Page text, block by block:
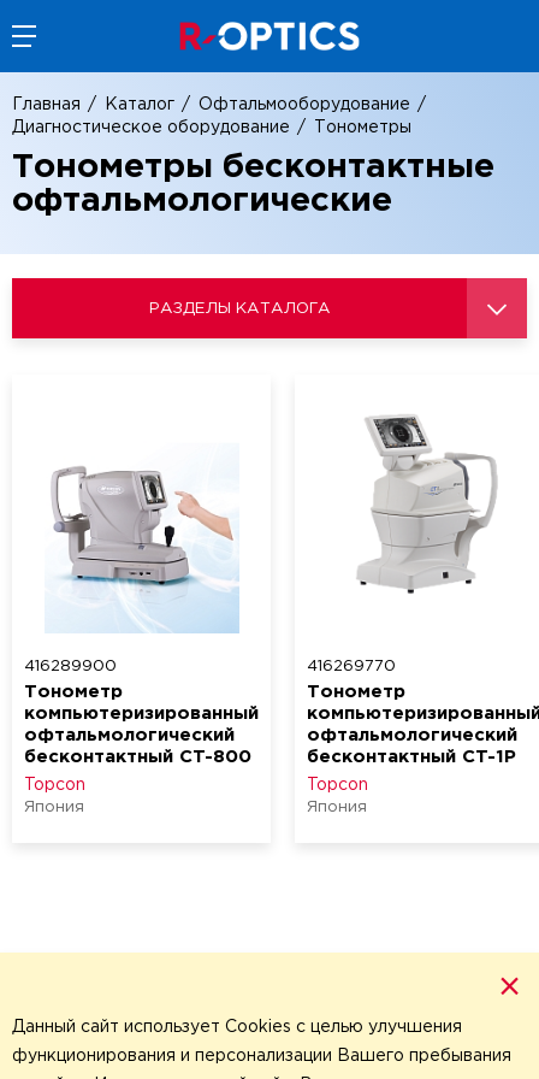
Главная Каталог
Офтальмооборудование
Диагностическое оборудование
Тонометры
Тонометры бесконтактные
офтальмологические
Операционные микроскопы
Диагностическое оборудование
Диодные лазеры
РАЗДЕЛЫ КАТАЛОГА
416289900
Тонометр
компьютеризированный
офтальмологический
бесконтактный CT-800
Topcon
Япония
416269770
Тонометр
офтальмологический
бесконтактный CT-1Р
Topcon
Япония
×
Данный сайт использует Cookies с целью улучшения
функционирования и персонализации Вашего пребывания